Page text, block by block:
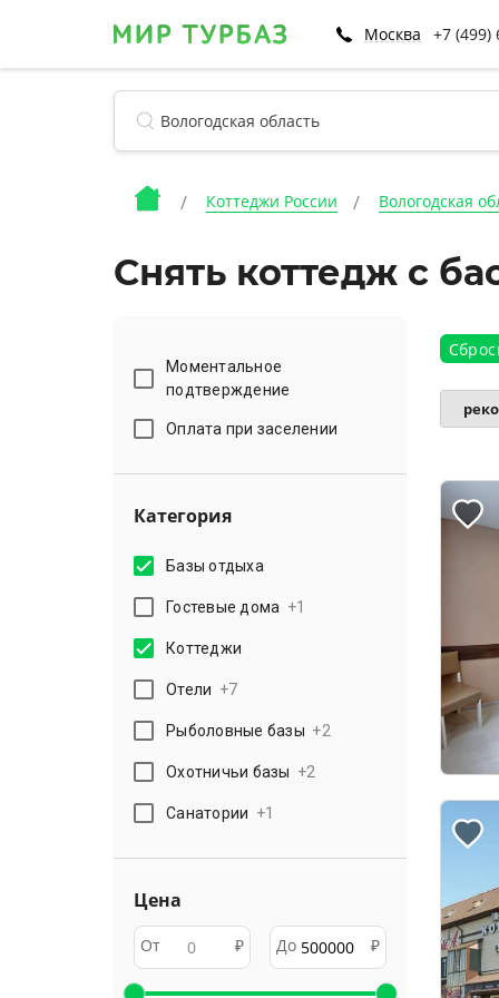
Москва +7 (499)
Коттеджи России Вологодская
Снять коттедж с
Моментальное
подтверждение
Оплата при заселении
Категория
Базы отдыха
Гостевые дома +1
Коттеджи
Отели +7
Рыболовные базы +2
Охотничьи базы +2
Санатории +1
Цена
От ₽ До ₽